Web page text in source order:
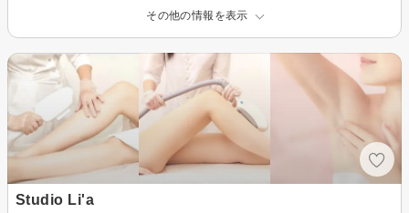
その他の情報を表示
Studio Li'a